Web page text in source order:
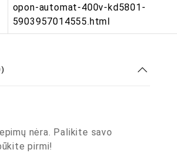
opon-automat-400v-kd5801-
5903957014555.html
nėra. Palikite savo
pirmi!